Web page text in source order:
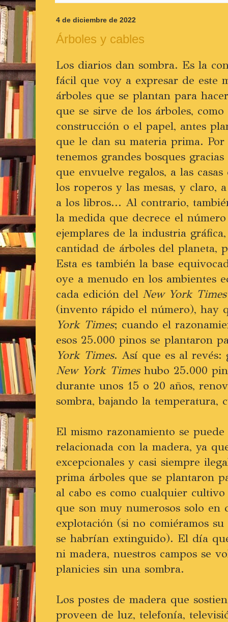
4 de diciembre de 2022
Árboles y cables
Los diarios dan sombra. Es la
fácil que voy a expresar de este
árboles que se plantan para
que se sirve de los árboles,
construcción o el papel, antes
que le dan su materia prima.
tenemos grandes bosques
que envuelve regalos, a las
los roperos y las mesas, y claro,
a los libros... Al contrario,
la medida que decrece el
ejemplares de la industria
cantidad de árboles del planeta,
Esta es también la base
oye a menudo en los ambientes
cada edición del New York Times
(invento rápido el número), hay
York Times; cuando el
esos 25.000 pinos se plantaron
York Times. Así que es al revés:
New York Timeshubo 25.000
durante unos 15 o 20 años,
sombra, bajando la temperatura,
El mismo razonamiento se
relacionada con la madera, ya
excepcionales y casi siempre
prima árboles que se plantaron
al cabo es como cualquier
que son muy numerosos solo en
explotación (si no comiéramos
se habrían extinguido). El día
ni madera, nuestros campos se
planicies sin una sombra.
Los postes de madera que
proveen de luz, telefonía,